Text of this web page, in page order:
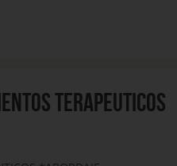
TERAPEUTICOS